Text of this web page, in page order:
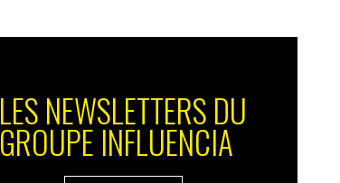
LES NEWSLETTERS DU
GROUPE INFLUENCIA